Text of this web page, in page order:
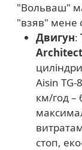
"Вольваш"
"взяв" мене
Двигун:
Aisin TG-
км/год –
стоп,